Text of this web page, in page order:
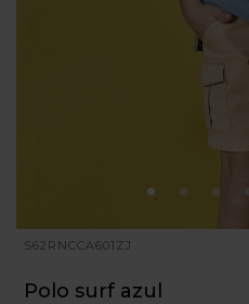
S62RNCCA601ZJ
Polo surf azul